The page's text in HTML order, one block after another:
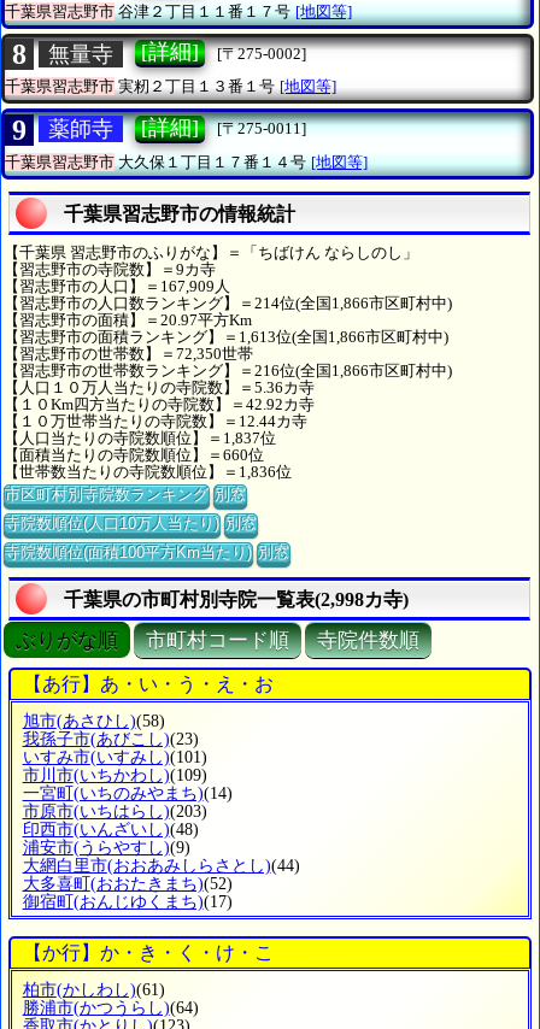
千葉県習志野市谷津２丁目１１番１７号 [地図等]
8 無量寺 [詳細]
[〒275-0002]
千葉県習志野市実籾２丁目１３番１号 [地図等]
9 薬師寺 [詳細]
[〒275-0011]
千葉県習志野市大久保１丁目１７番１４号 [地図等]
千葉県習志野市の情報統計
【千葉県 習志野市のふりがな】＝「ちばけん ならしのし」
【習志野市の寺院数】＝9カ寺
【習志野市の人口】＝167,909人
【習志野市の人口数ランキング】＝214位(全国1,866市区町村中)
【習志野市の面積】＝20.97平方Km
【習志野市の面積ランキング】＝1,613位(全国1,866市区町村中)
【習志野市の世帯数】＝72,350世帯
【習志野市の世帯数ランキング】＝216位(全国1,866市区町村中)
【人口１０万人当たりの寺院数】＝5.36カ寺
【１０Km四方当たりの寺院数】＝42.92カ寺
【１０万世帯当たりの寺院数】＝12.44カ寺
【人口当たりの寺院数順位】＝1,837位
【面積当たりの寺院数順位】＝660位
【世帯数当たりの寺院数順位】＝1,836位
市区町村別寺院数ランキング 別窓
寺院数順位(人口10万人当たり) 別窓
寺院数順位(面積100平方Km当たり) 別窓
千葉県の市町村別寺院一覧表(2,998カ寺)
ぶりがな順 市町村コード順 寺院件数順
【あ行】あ・い・う・え・お
旭市(あさひし)(58)
我孫子市(あびこし)(23)
いすみ市(いすみし)(101)
市川市(いちかわし)(109)
一宮町 (いちのみやまち)(14)
市原市(いちはらし)(203)
印西市(いんざいし)(48)
浦安市(うらやすし)(9)
大網白里市(おおあみしらさとし)(44)
大多喜町 (おおたきまち)(52)
御宿町 (おんじゆくまち)(17)
【か行】か・き・く・け・こ
柏市(かしわし)(61)
勝浦市(かつうらし)(64)